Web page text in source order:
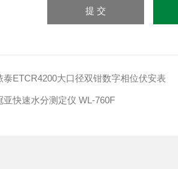
泰ETCR4200大口径双钳数字相位伏安表
亚快速水分测定仪 WL-760F